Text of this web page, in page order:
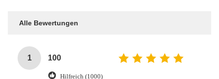
Alle Bewertungen
1 100
Hilfreich (1000)